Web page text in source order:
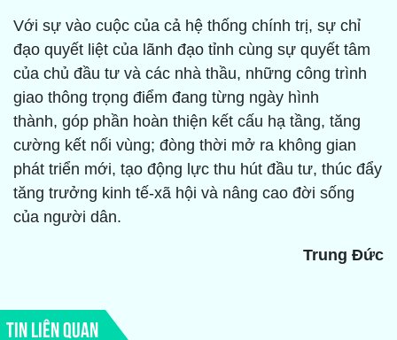
Với sự vào cuộc của cả hệ thống chính trị, sự chỉ
đạo quyết liệt của lãnh đạo tỉnh cùng sự quyết tâm
của chủ đầu tư và các nhà thầu, những công trình
giao thông trọng điểm đang từng ngày hình
thành, góp phần hoàn thiện kết cấu hạ tầng, tăng
cường kết nối vùng; đòng thời mở ra không gian
phát triển mới, tạo động lực thu hút đầu tư, thúc đẩy
tăng trưởng kinh tế-xã hội và nâng cao đời sống
của người dân.
Trung Đức
TIN LIÊN QUAN